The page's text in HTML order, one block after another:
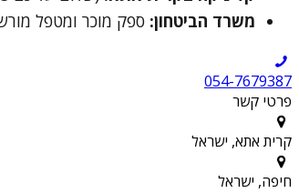
משרד הביטחון: ספק מוכר ומטפל
054-7679387
פרטי קשר
קרית אתא, ישראל
חיפה, ישראל